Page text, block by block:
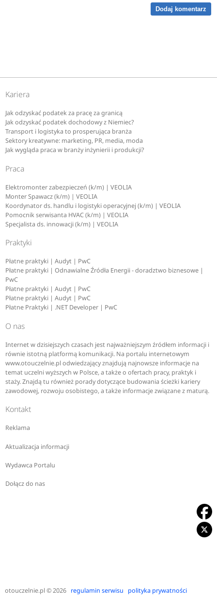
Dodaj komentarz
Kariera
Jak odzyskać podatek za pracę za granicą
Jak odzyskać podatek dochodowy z Niemiec?
Transport i logistyka to prosperująca branża
Sektory kreatywne: marketing, PR, media, moda
Jak wygląda praca w branży inżynierii i produkcji?
Praca
Elektromonter zabezpieczeń (k/m) | VEOLIA
Monter Spawacz (k/m) | VEOLIA
Koordynator ds. handlu i logistyki operacyjnej (k/m) | VEOLIA
Pomocnik serwisanta HVAC (k/m) | VEOLIA
Specjalista ds. innowacji (k/m) | VEOLIA
Praktyki
Płatne praktyki | Audyt | PwC
Płatne praktyki | Odnawialne Źródła Energii - doradztwo biznesowe |
PwC
Płatne praktyki | Audyt | PwC
Płatne praktyki | Audyt | PwC
Płatne Praktyki | .NET Developer | PwC
O nas
Internet w dzisiejszych czasach jest najważniejszym źródłem informacji i
równie istotną platformą komunikacji. Na portalu internetowym
www.otouczelnie.pl odwiedzający znajdują najnowsze informacje na
temat uczelni wyższych w Polsce, a także o ofertach pracy, praktyk i
staży. Znajdą tu również porady dotyczące budowania ścieżki kariery
zawodowej, rozwoju osobistego, a także informacje związane z maturą.
Kontakt
Reklama
Aktualizacja informacji
Wydawca Portalu
Dołącz do nas
otouczelnie.pl© 2026 regulamin serwisu polityka prywatności